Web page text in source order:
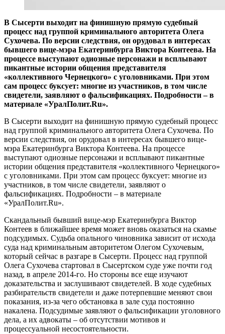
В Сысерти выходит на финишную прямую судебный
процесс над группой криминального авторитета Олега
Сухочева. По версии следствия, он орудовал в интересах
бывшего вице-мэра Екатеринбурга Виктора Контеева. На
процессе выступают одиозные персонажи и всплывают
пикантные истории общения представителя
«коллективного Чернецкого» с уголовниками. При этом
сам процесс буксует: многие из участников, в том числе
свидетели, заявляют о фальсификациях. Подробности – в
материале «УралПолит.Ru».
В Сысерти выходит на финишную прямую судебный процесс
над группой криминального авторитета Олега Сухочева. По
версии следствия, он орудовал в интересах бывшего вице-
мэра Екатеринбурга Виктора Контеева. На процессе
выступают одиозные персонажи и всплывают пикантные
истории общения представителя «коллективного Чернецкого»
с уголовниками. При этом сам процесс буксует: многие из
участников, в том числе свидетели, заявляют о
фальсификациях. Подробности – в материале
«УралПолит.Ru».
Скандальный бывший вице-мэр Екатеринбурга Виктор
Контеев в ближайшее время может вновь оказаться на скамье
подсудимых. Судьба опального чиновника зависит от исхода
суда над криминальным авторитетом Олегом Сухочевым,
который сейчас в разгаре в Сысерти. Процесс над группой
Олега Сухочева стартовал в Сысертском суде уже почти год
назад, в апреле 2014-го. Но стороны все еще изучают
доказательства и заслушивают свидетелей. В ходе судебных
разбирательств свидетели и даже потерпевшие меняют свои
показания, из-за чего обстановка в зале суда постоянно
накалена. Подсудимые заявляют о фальсификации уголовного
дела, а их адвокаты – об отсутствии мотивов и
процессуальной несостоятельности.